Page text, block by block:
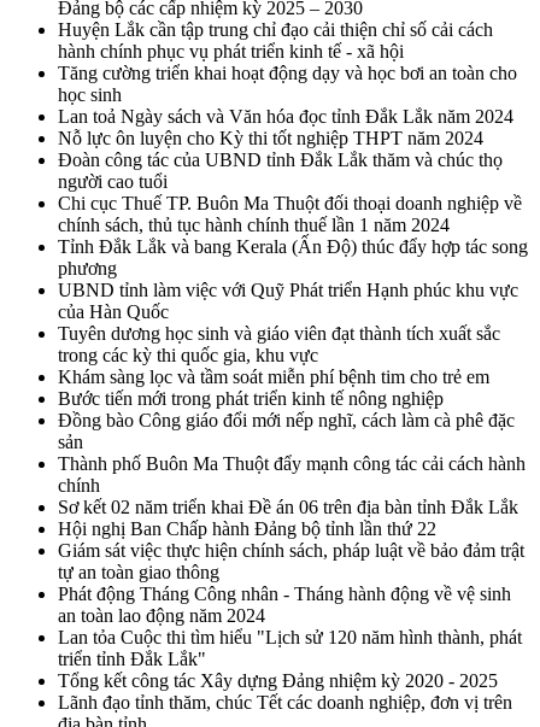
Đảng bộ các cấp nhiệm kỳ 2025 – 2030
Huyện Lắk cần tập trung chỉ đạo cải thiện chỉ số cải cách
hành chính phục vụ phát triển kinh tế - xã hội
Tăng cường triển khai hoạt động dạy và học bơi an toàn cho
học sinh
Lan toả Ngày sách và Văn hóa đọc tỉnh Đắk Lắk năm 2024
Nỗ lực ôn luyện cho Kỳ thi tốt nghiệp THPT năm 2024
Đoàn công tác của UBND tỉnh Đắk Lắk thăm và chúc thọ
người cao tuổi
Chi cục Thuế TP. Buôn Ma Thuột đối thoại doanh nghiệp về
chính sách, thủ tục hành chính thuế lần 1 năm 2024
Tỉnh Đắk Lắk và bang Kerala (Ấn Độ) thúc đẩy hợp tác song
phương
UBND tỉnh làm việc với Quỹ Phát triển Hạnh phúc khu vực
của Hàn Quốc
Tuyên dương học sinh và giáo viên đạt thành tích xuất sắc
trong các kỳ thi quốc gia, khu vực
Khám sàng lọc và tầm soát miễn phí bệnh tim cho trẻ em
Bước tiến mới trong phát triển kinh tế nông nghiệp
Đồng bào Công giáo đổi mới nếp nghĩ, cách làm cà phê đặc
sản
Thành phố Buôn Ma Thuột đẩy mạnh công tác cải cách hành
chính
Sơ kết 02 năm triển khai Đề án 06 trên địa bàn tỉnh Đắk Lắk
Hội nghị Ban Chấp hành Đảng bộ tỉnh lần thứ 22
Giám sát việc thực hiện chính sách, pháp luật về bảo đảm trật
tự an toàn giao thông
Phát động Tháng Công nhân - Tháng hành động về vệ sinh
an toàn lao động năm 2024
Lan tỏa Cuộc thi tìm hiểu "Lịch sử 120 năm hình thành, phát
triển tỉnh Đắk Lắk"
Tổng kết công tác Xây dựng Đảng nhiệm kỳ 2020 - 2025
Lãnh đạo tỉnh thăm, chúc Tết các doanh nghiệp, đơn vị trên